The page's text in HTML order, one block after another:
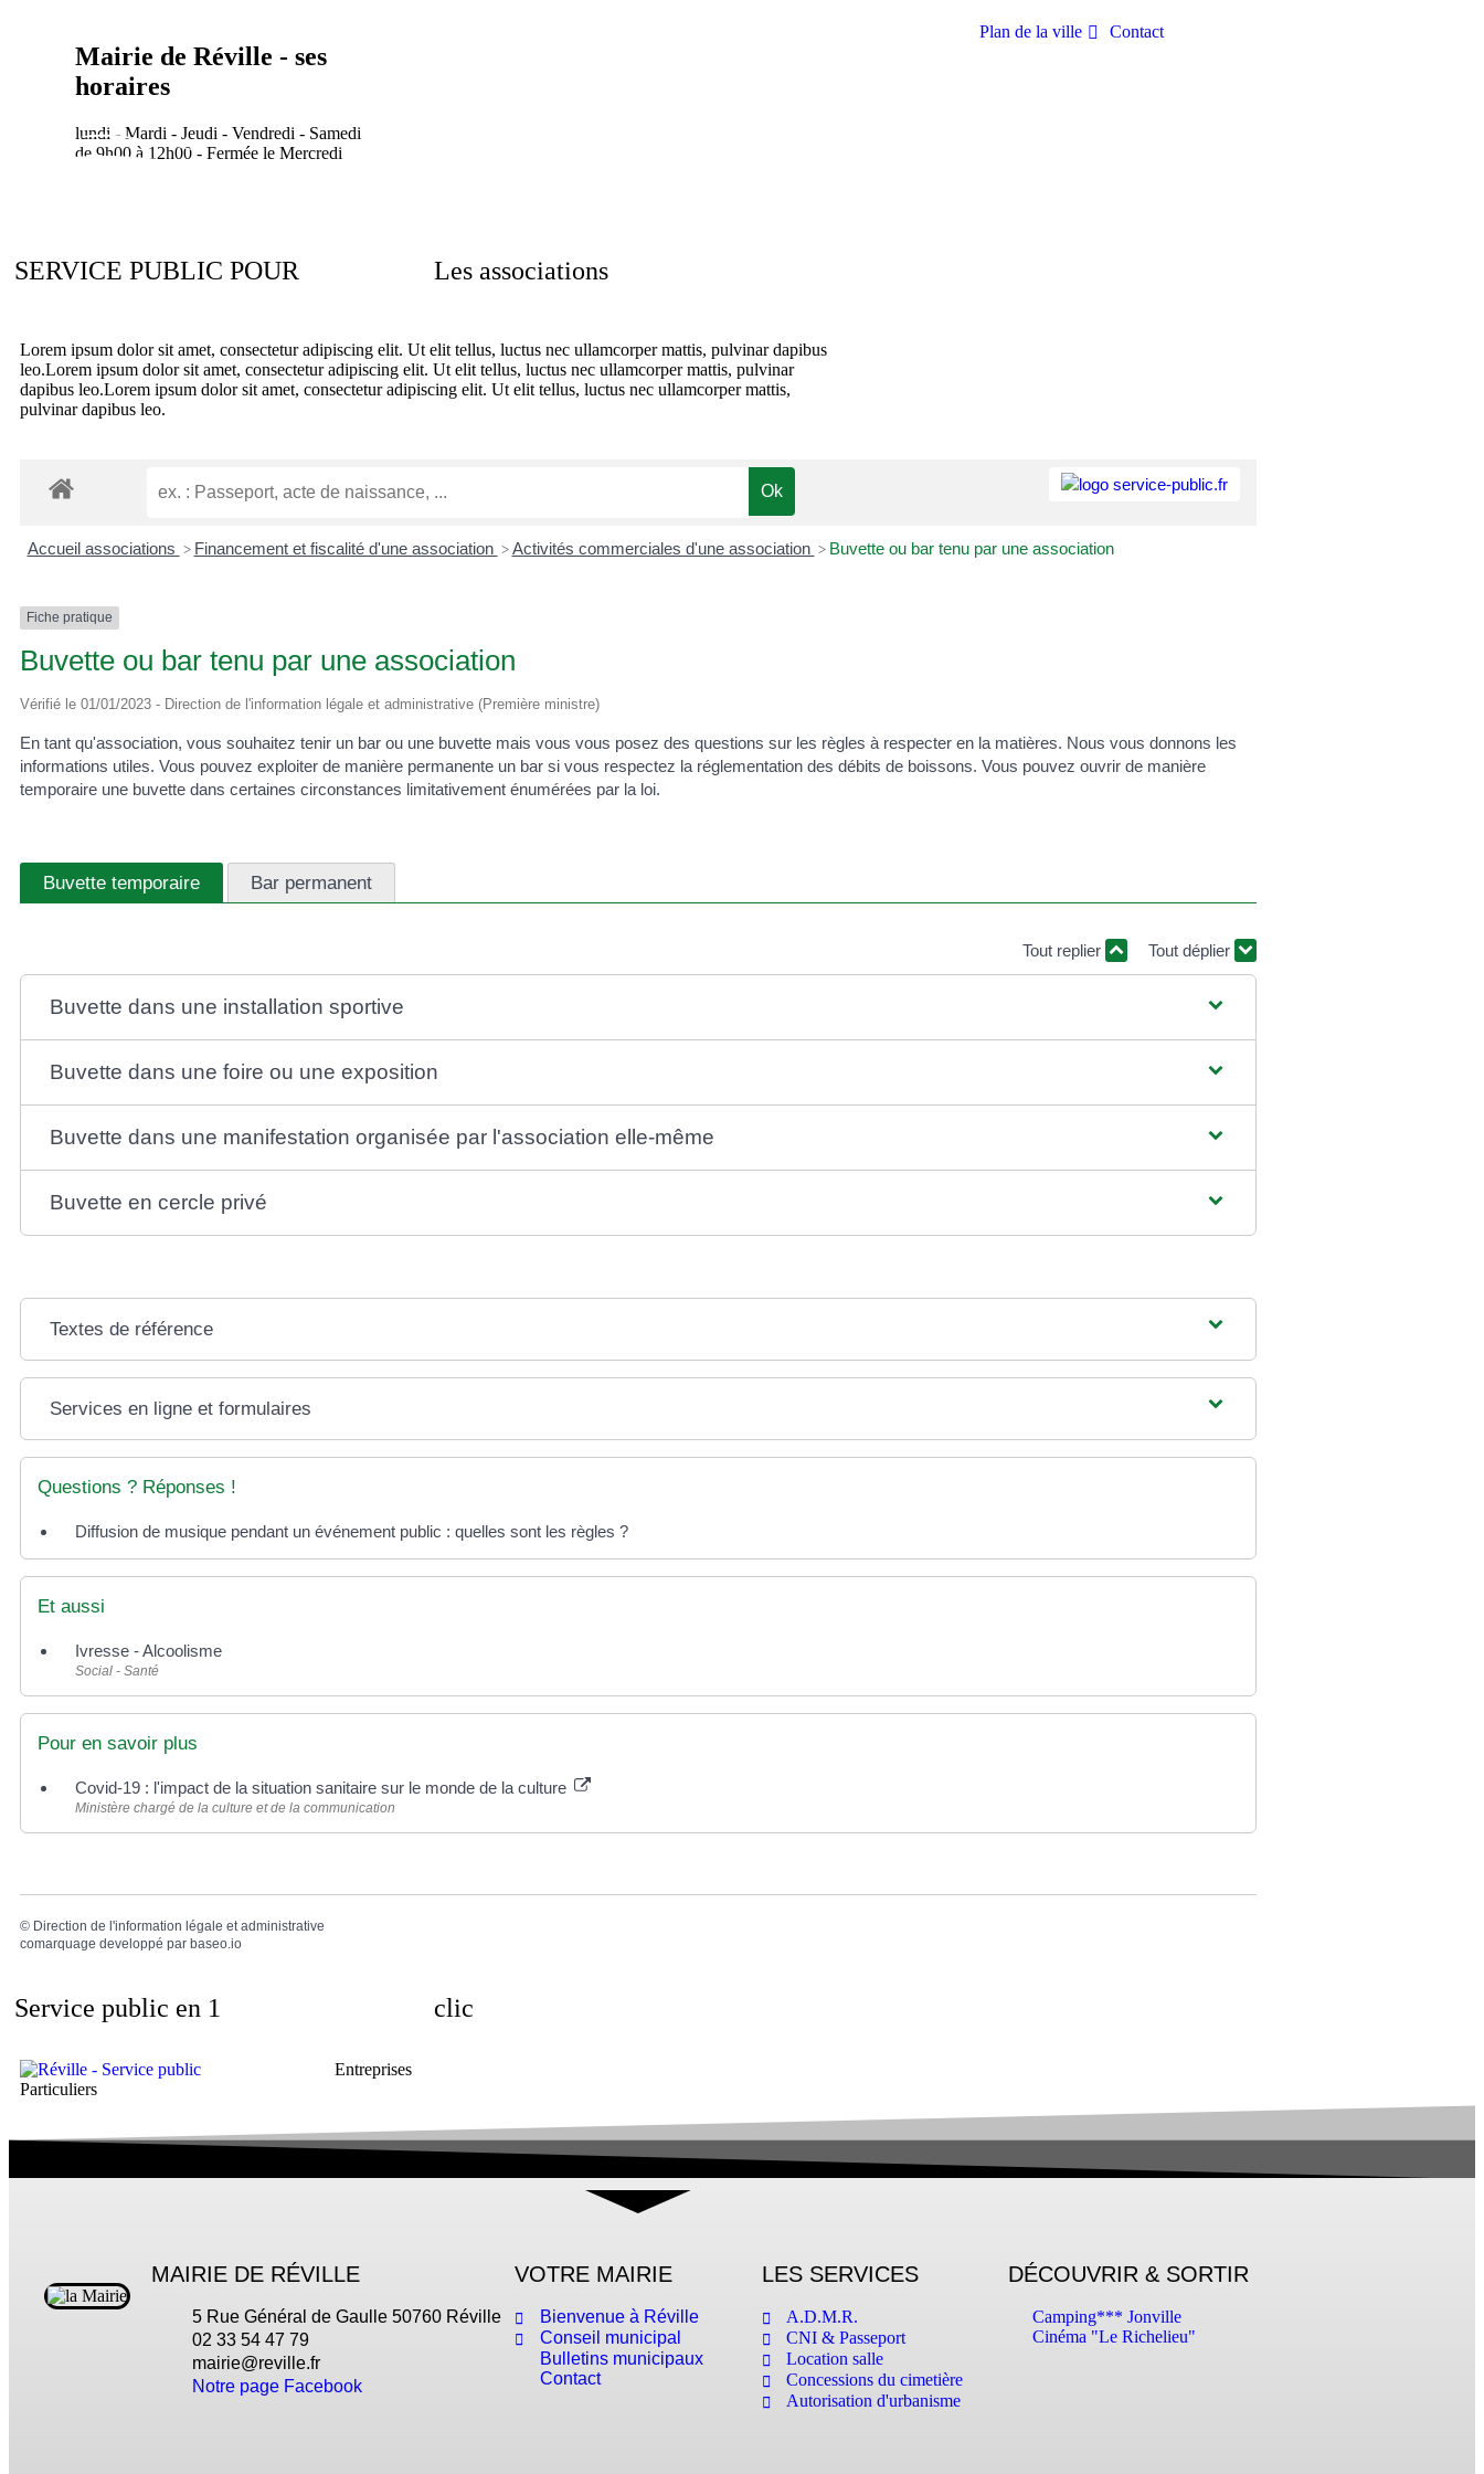
Mairie de Réville - ses
horaires
lundi - Mardi - Jeudi - Vendredi - Samedi
de 9h00 à 12h00 - Fermée le Mercredi
Plan de la ville Contact
SERVICE PUBLIC POUR Les associations
Lorem ipsum dolor sit amet, consectetur adipiscing elit. Ut elit tellus, luctus nec ullamcorper mattis, pulvinar dapibus
leo.Lorem ipsum dolor sit amet, consectetur adipiscing elit. Ut elit tellus, luctus nec ullamcorper mattis, pulvinar
dapibus leo.Lorem ipsum dolor sit amet, consectetur adipiscing elit. Ut elit tellus, luctus nec ullamcorper mattis,
pulvinar dapibus leo.
Accueil associations > Financement et fiscalité d'une association > Activités commerciales d'une association > Buvette ou bar tenu par une association
Fiche pratique
Buvette ou bar tenu par une association
Vérifié le 01/01/2023 - Direction de l'information légale et administrative (Première ministre)
En tant qu'association, vous souhaitez tenir un bar ou une buvette mais vous vous posez des questions sur les règles à respecter en la matières. Nous vous donnons les
informations utiles. Vous pouvez exploiter de manière permanente un bar si vous respectez la réglementation des débits de boissons. Vous pouvez ouvrir de manière
temporaire une buvette dans certaines circonstances limitativement énumérées par la loi.
Buvette temporaire Bar permanent
Tout replier Tout déplier
Buvette dans une installation sportive
Buvette dans une foire ou une exposition
Buvette dans une manifestation organisée par l'association elle-même
Buvette en cercle privé
Textes de référence
Services en ligne et formulaires
Questions ? Réponses !
Diffusion de musique pendant un événement public : quelles sont les règles ?
Et aussi
Ivresse - Alcoolisme
Social - Santé
Pour en savoir plus
Covid-19 : l'impact de la situation sanitaire sur le monde de la culture
Ministère chargé de la culture et de la communication
© Direction de l'information légale et administrative
comarquage developpé par baseo.io
Service public en 1 clic
Particuliers
Entreprises
MAIRIE DE RÉVILLE
5 Rue Général de Gaulle 50760 Réville
02 33 54 47 79
mairie@reville.fr
Notre page Facebook
VOTRE MAIRIE
Bienvenue à Réville
Conseil municipal
Bulletins municipaux
Contact
LES SERVICES
A.D.M.R.
CNI & Passeport
Location salle
Concessions du cimetière
Autorisation d'urbanisme
DÉCOUVRIR & SORTIR
Camping*** Jonville
Cinéma "Le Richelieu"